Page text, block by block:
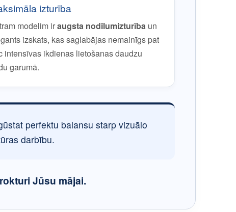
izturība
modelim iraugsta nodilumizturība un
izskats, kas saglabājas nemainīgs pat
intensīvas ikdienas lietošanas daudzu
garumā.
perfektu balansu starp vizuālo
darbību.
Jūsu mājai.